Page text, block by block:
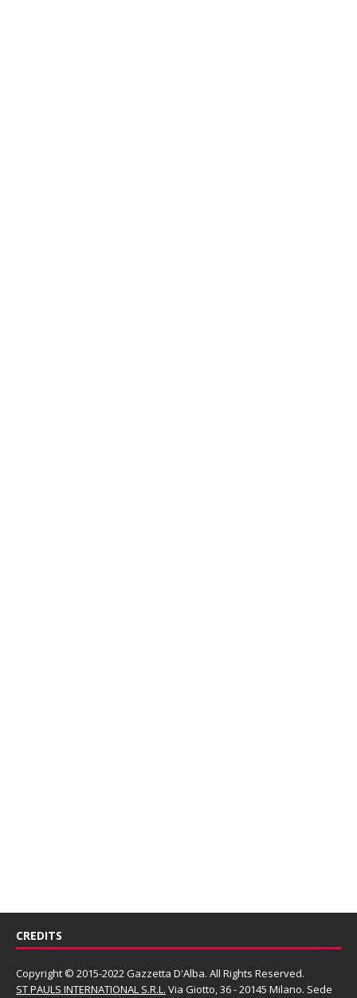
CREDITS
Copyright © 2015-2022 Gazzetta D'Alba. All Rights Reserved.
ST PAULS INTERNATIONAL S.R.L. Via Giotto, 36 - 20145 Milano. Sede